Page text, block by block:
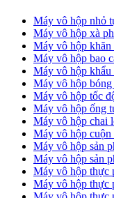
Máy vô hộp nhỏ
Máy vô hộp xà
Máy vô hộp
Máy vô hộp bao
Máy vô hộp khẩu
Máy vô hộp
Máy vô hộp tốc
Máy vô hộp ống
Máy vô hộp chai
Máy vô hộp cuộn
Máy vô hộp sản
Máy vô hộp sản
Máy vô hộp thực
Máy vô hộp thực